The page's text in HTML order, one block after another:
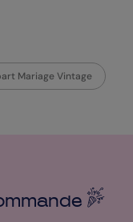
Mariage Vintage